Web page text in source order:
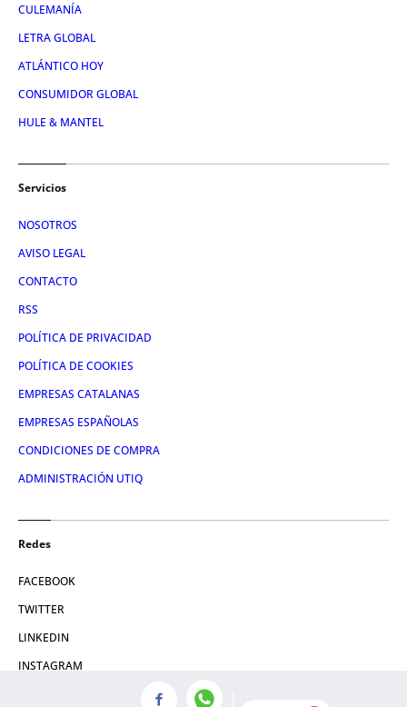
CULEMANÍA
LETRA GLOBAL
ATLÁNTICO HOY
CONSUMIDOR GLOBAL
HULE & MANTEL
Servicios
NOSOTROS
AVISO LEGAL
CONTACTO
RSS
POLÍTICA DE PRIVACIDAD
POLÍTICA DE COOKIES
EMPRESAS CATALANAS
EMPRESAS ESPAÑOLAS
CONDICIONES DE COMPRA
ADMINISTRACIÓN UTIQ
Redes
FACEBOOK
TWITTER
LINKEDIN
INSTAGRAM